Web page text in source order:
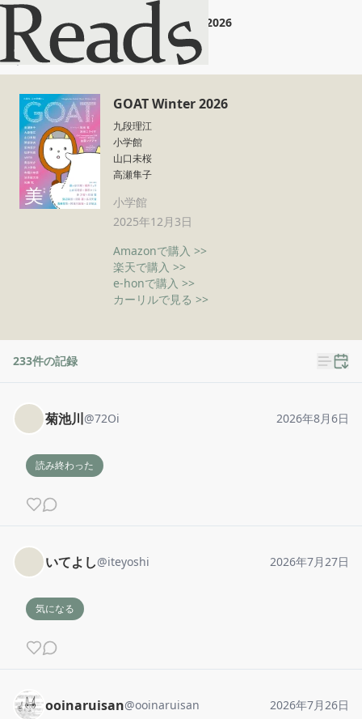
GOAT Winter 2026
ホーム GOAT Winter 2026
GOAT Winter 2026
九段理江
小学館
山口未桜
高瀬隼子
小学館
2025年12月3日
Amazonで購入 >>
楽天で購入 >>
e-honで購入 >>
カーリルで見る >>
233件の記録
菊池川@72Oi 2026年8月6日
読み終わった
いてよし@iteyoshi 2026年7月27日
気になる
ooinaruisan@ooinaruisan 2026年7月26日